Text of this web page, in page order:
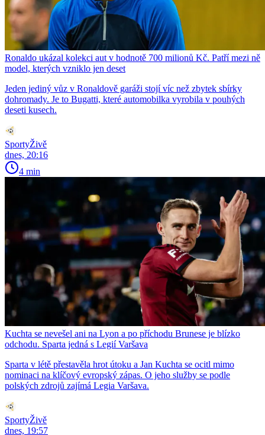
Ronaldo ukázal kolekci aut v hodnotě 700 milionů Kč. Patří mezi ně
model, kterých vzniklo jen deset
Jeden jediný vůz v Ronaldově garáži stojí víc než zbytek sbírky
dohromady. Je to Bugatti, které automobilka vyrobila v pouhých
deseti kusech.
SportyŽivě
dnes, 20:16
4 min
Kuchta se nevešel ani na Lyon a po příchodu Brunese je blízko
odchodu. Sparta jedná s Legií Varšava
Sparta v létě přestavěla hrot útoku a Jan Kuchta se ocitl mimo
nominaci na klíčový evropský zápas. O jeho služby se podle
polských zdrojů zajímá Legia Varšava.
SportyŽivě
dnes, 19:57